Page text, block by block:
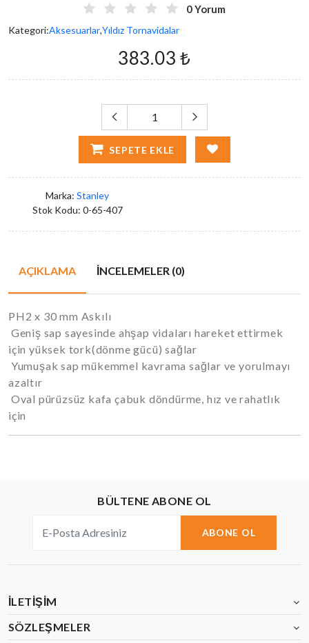
0 Yorum
Kategori:Aksesuarlar,Yıldız Tornavidalar
383.03 ₺
SEPETE EKLE
Marka: Stanley
Stok Kodu: 0-65-407
AÇIKLAMA İNCELEMELER (0)
PH2 x 30 mm Askılı
Geniş sap sayesinde ahşap vidaları hareket ettirmek
için yüksek tork(dönme gücü) sağlar
Yumuşak sap mükemmel kavrama sağlar ve yorulmayı
azaltır
Oval pürüzsüz kafa çabuk döndürme, hız ve rahatlık
için
BÜLTENE ABONE OL
ABONE OL
İLETIŞIM
SÖZLEŞMELER